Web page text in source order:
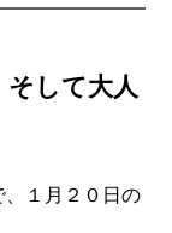
そして大人
、１月２０日の